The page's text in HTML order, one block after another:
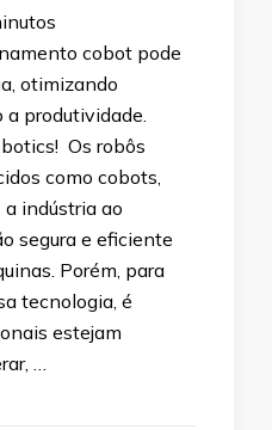
cobot pode
otimizando
a produtividade.
Os robôs
como cobots,
indústria ao
segura e eficiente
Porém, para
tecnologia, é
estejam
…